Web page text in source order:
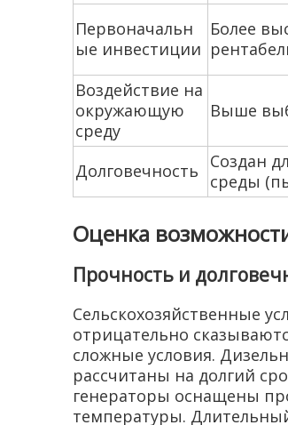
Первоначальн
ые инвестиции
Более
Воздействие на
окружающую
среду
Выше
Долговечность
Создан
среды
Оценка
Прочность и
Сельскохозяйственные
отрицательно
сложные условия.
рассчитаны на долгий
генераторы оснащены
температуры.